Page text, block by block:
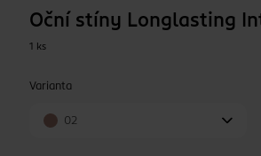
Oční stíny Longlasting
1 ks
Varianta
02